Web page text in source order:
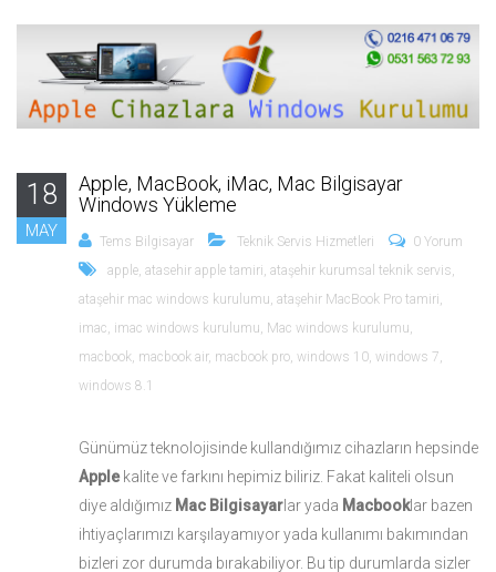
18
MAY
Apple, MacBook, iMac, Mac Bilgisayar
Windows Yükleme
Tems Bilgisayar Teknik Servis Hizmetleri
0 Yorum
apple, atasehir apple tamiri, ataşehir kurumsal teknik servis,
ataşehir mac windows kurulumu, ataşehir MacBook Pro tamiri,
imac, imac windows kurulumu, Mac windows kurulumu,
macbook, macbook air, macbook pro, windows 10, windows 7,
windows 8.1
Günümüz teknolojisinde kullandığımız cihazların hepsinde
Applekalite ve farkını hepimiz biliriz. Fakat kaliteli olsun
diye aldığımız Mac Bilgisayar lar yada Macbooklar bazen
ihtiyaçlarımızı karşılayamıyor yada kullanımı bakımından
bizleri zor durumda bırakabiliyor. Bu tip durumlarda sizler